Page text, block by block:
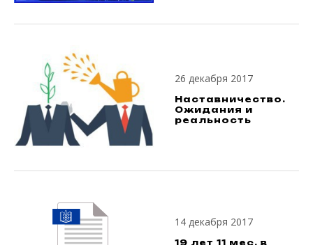
26 декабря 2017
Наставничество.
Ожидания и
реальность
14 декабря 2017
19 лет 11 мес. в